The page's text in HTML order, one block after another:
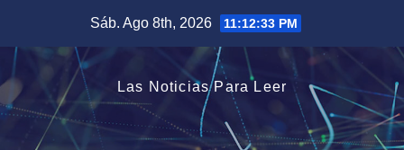
contenido
Sáb. Ago 8th, 2026 11:12:34 PM
Las Noticias Para Leer